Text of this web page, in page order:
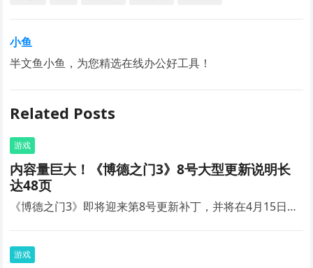
小鱼
半文鱼小鱼，为您精选在线办公好工具！
Related Posts
游戏
内容量巨大！《博德之门3》8号大型更新说明长
达48页
《博德之门3》即将迎来第8号更新补丁，并将在4月15日…
游戏